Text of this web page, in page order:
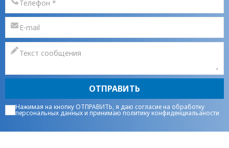
ОТПРАВИТЬ
Нажимая на кнопку ОТПРАВИТЬ, я даю согласие на обработку
персональных данныхи принимаюполитику конфиденциальаности